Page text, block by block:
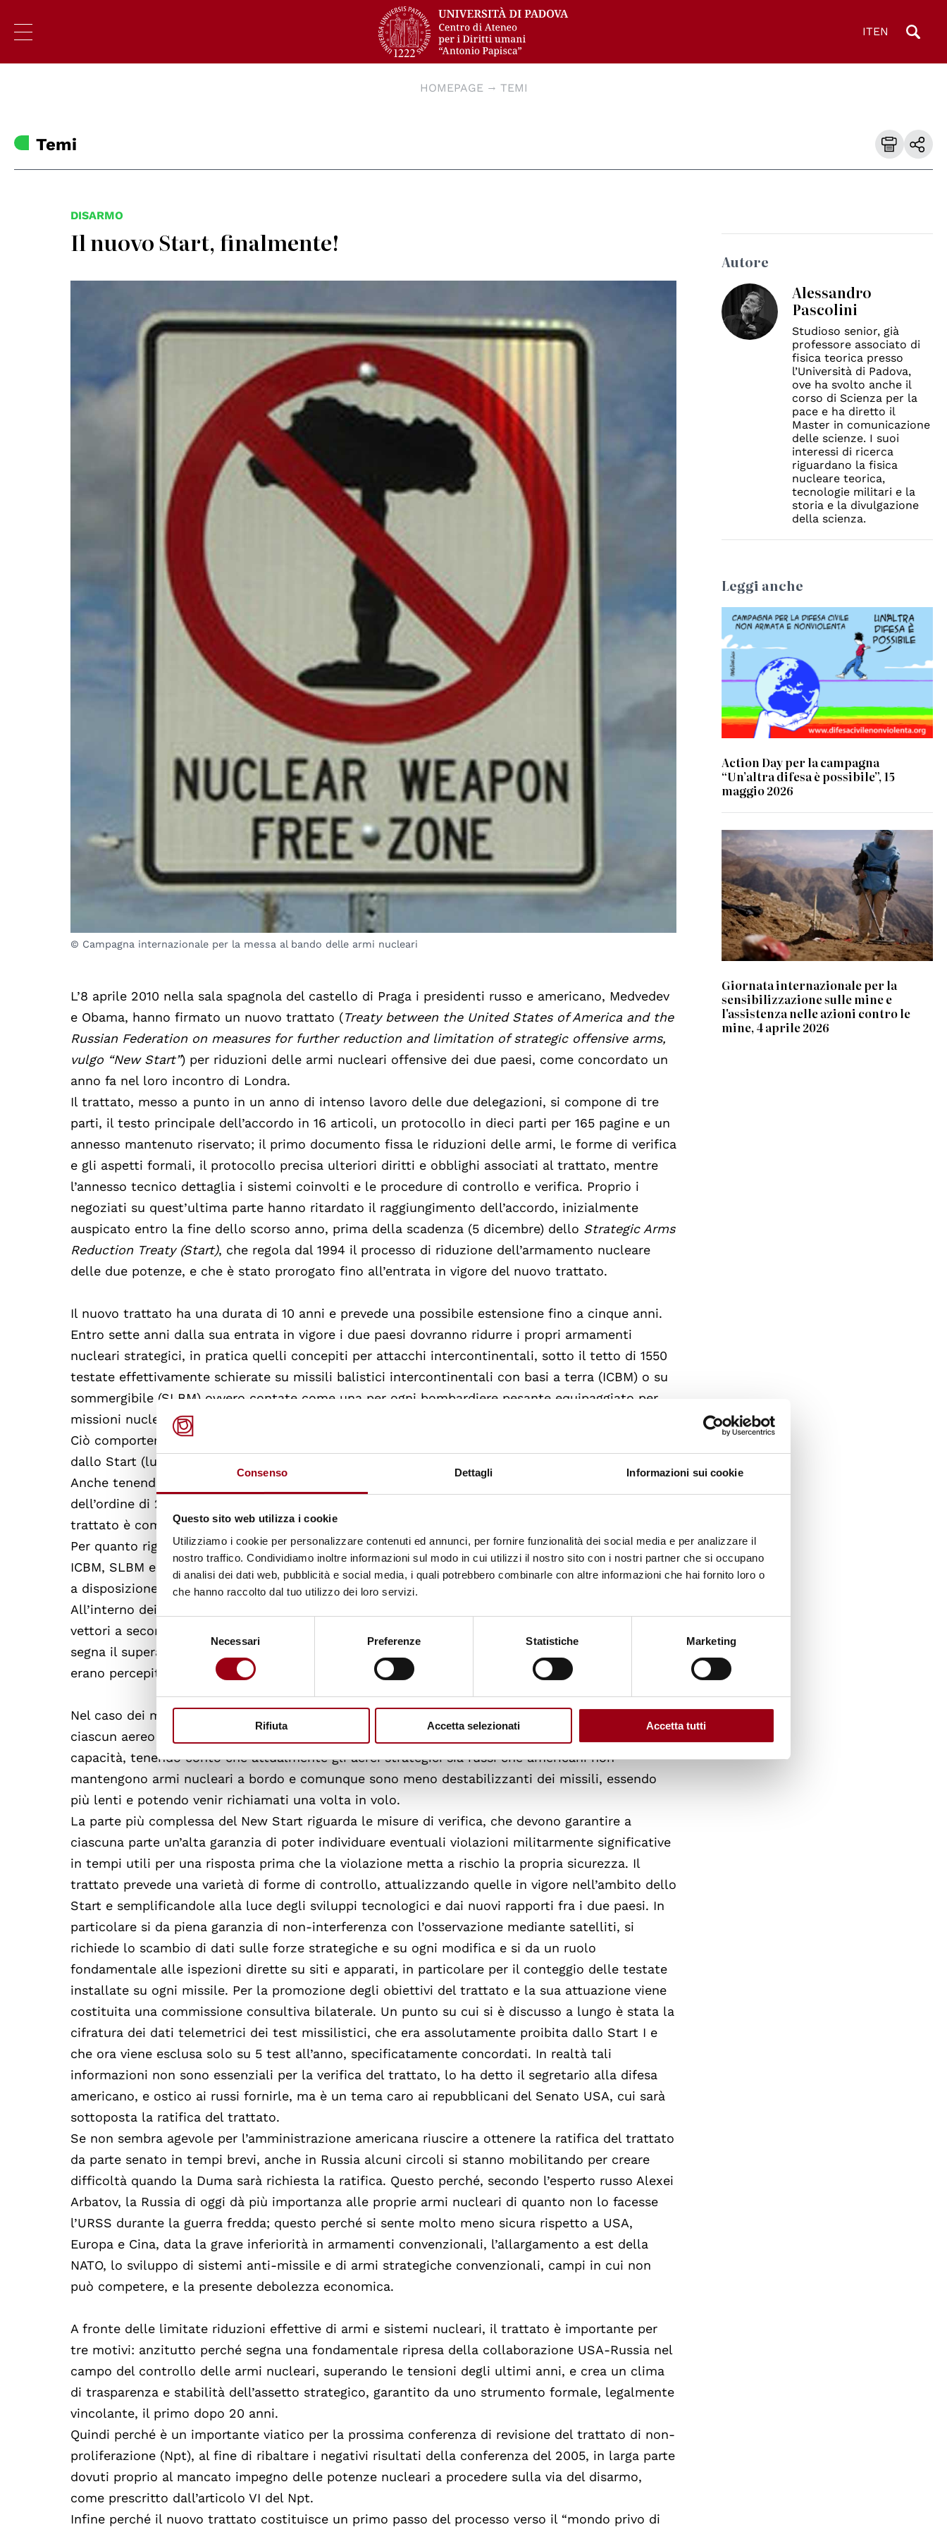
Consenso Dettagli Informazioni sui cookie
Questo sito web utilizza i cookie
Utilizziamo i cookie per personalizzare contenuti ed annunci, per fornire funzionalità dei social media e per analizzare il
nostro traffico. Condividiamo inoltre informazioni sul modo in cui utilizzi il nostro sito con i nostri partner che si occupano
di analisi dei dati web, pubblicità e social media, i quali potrebbero combinarle con altre informazioni che hai fornito loro o
che hanno raccolto dal tuo utilizzo dei loro servizi.
consenso
Necessari Preferenze Statistiche Marketing
Rifiuta Accetta selezionati Accetta tutti
ITEN
HOMEPAGE TEMI
Temi
DISARMO
Il nuovo Start, finalmente!
© Campagna internazionale per la messa al bando delle armi nucleari
L’8 aprile 2010 nella sala spagnola del castello di Praga i presidenti russo e americano, Medvedev
e Obama, hanno firmato un nuovo trattato (Treaty between the United States of America and the
Russian Federation on measures for further reduction and limitation of strategic offensive arms,
vulgo “New Start”) per riduzioni delle armi nucleari offensive dei due paesi, come concordato un
anno fa nel loro incontro di Londra.
Il trattato, messo a punto in un anno di intenso lavoro delle due delegazioni, si compone di tre
parti, il testo principale dell’accordo in 16 articoli, un protocollo in dieci parti per 165 pagine e un
annesso mantenuto riservato; il primo documento fissa le riduzioni delle armi, le forme di verifica
e gli aspetti formali, il protocollo precisa ulteriori diritti e obblighi associati al trattato, mentre
l’annesso tecnico dettaglia i sistemi coinvolti e le procedure di controllo e verifica. Proprio i
negoziati su quest’ultima parte hanno ritardato il raggiungimento dell’accordo, inizialmente
auspicato entro la fine dello scorso anno, prima della scadenza (5 dicembre) dello Strategic Arms
Reduction Treaty (Start), che regola dal 1994 il processo di riduzione dell’armamento nucleare
delle due potenze, e che è stato prorogato fino all’entrata in vigore del nuovo trattato.
Il nuovo trattato ha una durata di 10 anni e prevede una possibile estensione fino a cinque anni.
Entro sette anni dalla sua entrata in vigore i due paesi dovranno ridurre i propri armamenti
nucleari strategici, in pratica quelli concepiti per attacchi intercontinentali, sotto il tetto di 1550
testate effettivamente schierate su missili balistici intercontinentali con basi a terra (ICBM) o su
sommergibile (SLBM) ovvero contate come una per ogni bombardiere pesante equipaggiato per
missioni nucleari.
Ciò comporterà tagli significativi per entrambi i paesi: secondo le ultime dichiarazioni previste
dallo Start (luglio 2009) gli USA disponevano più di 5900 testate nucleari, e la Russia circa 3900.
Anche tenendo conto che in realtà le testate effettivamente operative sono, rispettivamente,
dell’ordine di 2200 per gli USA e fra 2600 e 2700 per la Russia, la diminuzione prevista dal nuovo
trattato è comunque importante.
Per quanto riguarda i vettori, l’accordo limita a 800 per parte il numero totale fra
ICBM, SLBM e aerei pesanti, con l’ulteriore condizione che non più di 700 siano operativi, gli altri
a disposizione per addestramento, prove o in revisione.
All’interno dei limiti globali ogni paese è libero di scegliere la distribuzione di testate e sistemi
vettori a seconda della propria strategia militare. Questa libertà non era presente nello Start e
segna il superamento delle diffidenze proprie della guerra fredda, quando le varie classi di armi
erano percepite come minacce di natura differente e andavano quindi controllate separatamente.
Nel caso dei missili, il numero delle testate installate verrà monitorato sul posto, mentre a
ciascun aereo si attribuisce comunque una sola testata, indipendentemente dall’effettiva
capacità, tenendo conto che attualmente gli aerei strategici sia russi che americani non
mantengono armi nucleari a bordo e comunque sono meno destabilizzanti dei missili, essendo
più lenti e potendo venir richiamati una volta in volo.
La parte più complessa del New Start riguarda le misure di verifica, che devono garantire a
ciascuna parte un’alta garanzia di poter individuare eventuali violazioni militarmente significative
in tempi utili per una risposta prima che la violazione metta a rischio la propria sicurezza. Il
trattato prevede una varietà di forme di controllo, attualizzando quelle in vigore nell’ambito dello
Start e semplificandole alla luce degli sviluppi tecnologici e dai nuovi rapporti fra i due paesi. In
particolare si da piena garanzia di non-interferenza con l’osservazione mediante satelliti, si
richiede lo scambio di dati sulle forze strategiche e su ogni modifica e si da un ruolo
fondamentale alle ispezioni dirette su siti e apparati, in particolare per il conteggio delle testate
installate su ogni missile. Per la promozione degli obiettivi del trattato e la sua attuazione viene
costituita una commissione consultiva bilaterale. Un punto su cui si è discusso a lungo è stata la
cifratura dei dati telemetrici dei test missilistici, che era assolutamente proibita dallo Start I e
che ora viene esclusa solo su 5 test all’anno, specificatamente concordati. In realtà tali
informazioni non sono essenziali per la verifica del trattato, lo ha detto il segretario alla difesa
americano, e ostico ai russi fornirle, ma è un tema caro ai repubblicani del Senato USA, cui sarà
sottoposta la ratifica del trattato.
Se non sembra agevole per l’amministrazione americana riuscire a ottenere la ratifica del trattato
da parte senato in tempi brevi, anche in Russia alcuni circoli si stanno mobilitando per creare
difficoltà quando la Duma sarà richiesta la ratifica. Questo perché, secondo l’esperto russo Alexei
Arbatov, la Russia di oggi dà più importanza alle proprie armi nucleari di quanto non lo facesse
l’URSS durante la guerra fredda; questo perché si sente molto meno sicura rispetto a USA,
Europa e Cina, data la grave inferiorità in armamenti convenzionali, l’allargamento a est della
NATO, lo sviluppo di sistemi anti-missile e di armi strategiche convenzionali, campi in cui non
può competere, e la presente debolezza economica.
A fronte delle limitate riduzioni effettive di armi e sistemi nucleari, il trattato è importante per
tre motivi: anzitutto perché segna una fondamentale ripresa della collaborazione USA-Russia nel
campo del controllo delle armi nucleari, superando le tensioni degli ultimi anni, e crea un clima
di trasparenza e stabilità dell’assetto strategico, garantito da uno strumento formale, legalmente
vincolante, il primo dopo 20 anni.
Quindi perché è un importante viatico per la prossima conferenza di revisione del trattato di non-
proliferazione (Npt), al fine di ribaltare i negativi risultati della conferenza del 2005, in larga parte
dovuti proprio al mancato impegno delle potenze nucleari a procedere sulla via del disarmo,
come prescritto dall’articolo VI del Npt.
Infine perché il nuovo trattato costituisce un primo passo del processo verso il “mondo privo di
Autore
Alessandro
Pascolini
Studioso senior, già
professore associato di
fisica teorica presso
l’Università di Padova,
ove ha svolto anche il
corso di Scienza per la
pace e ha diretto il
Master in comunicazione
delle scienze. I suoi
interessi di ricerca
riguardano la fisica
nucleare teorica,
tecnologie militari e la
storia e la divulgazione
della scienza.
Leggi anche
© Mauro Biani 2026
Action Day per la campagna
“Un’altra difesa è possibile”, 15
maggio 2026
Giornata internazionale per la
sensibilizzazione sulle mine e
l'assistenza nelle azioni contro le
mine, 4 aprile 2026